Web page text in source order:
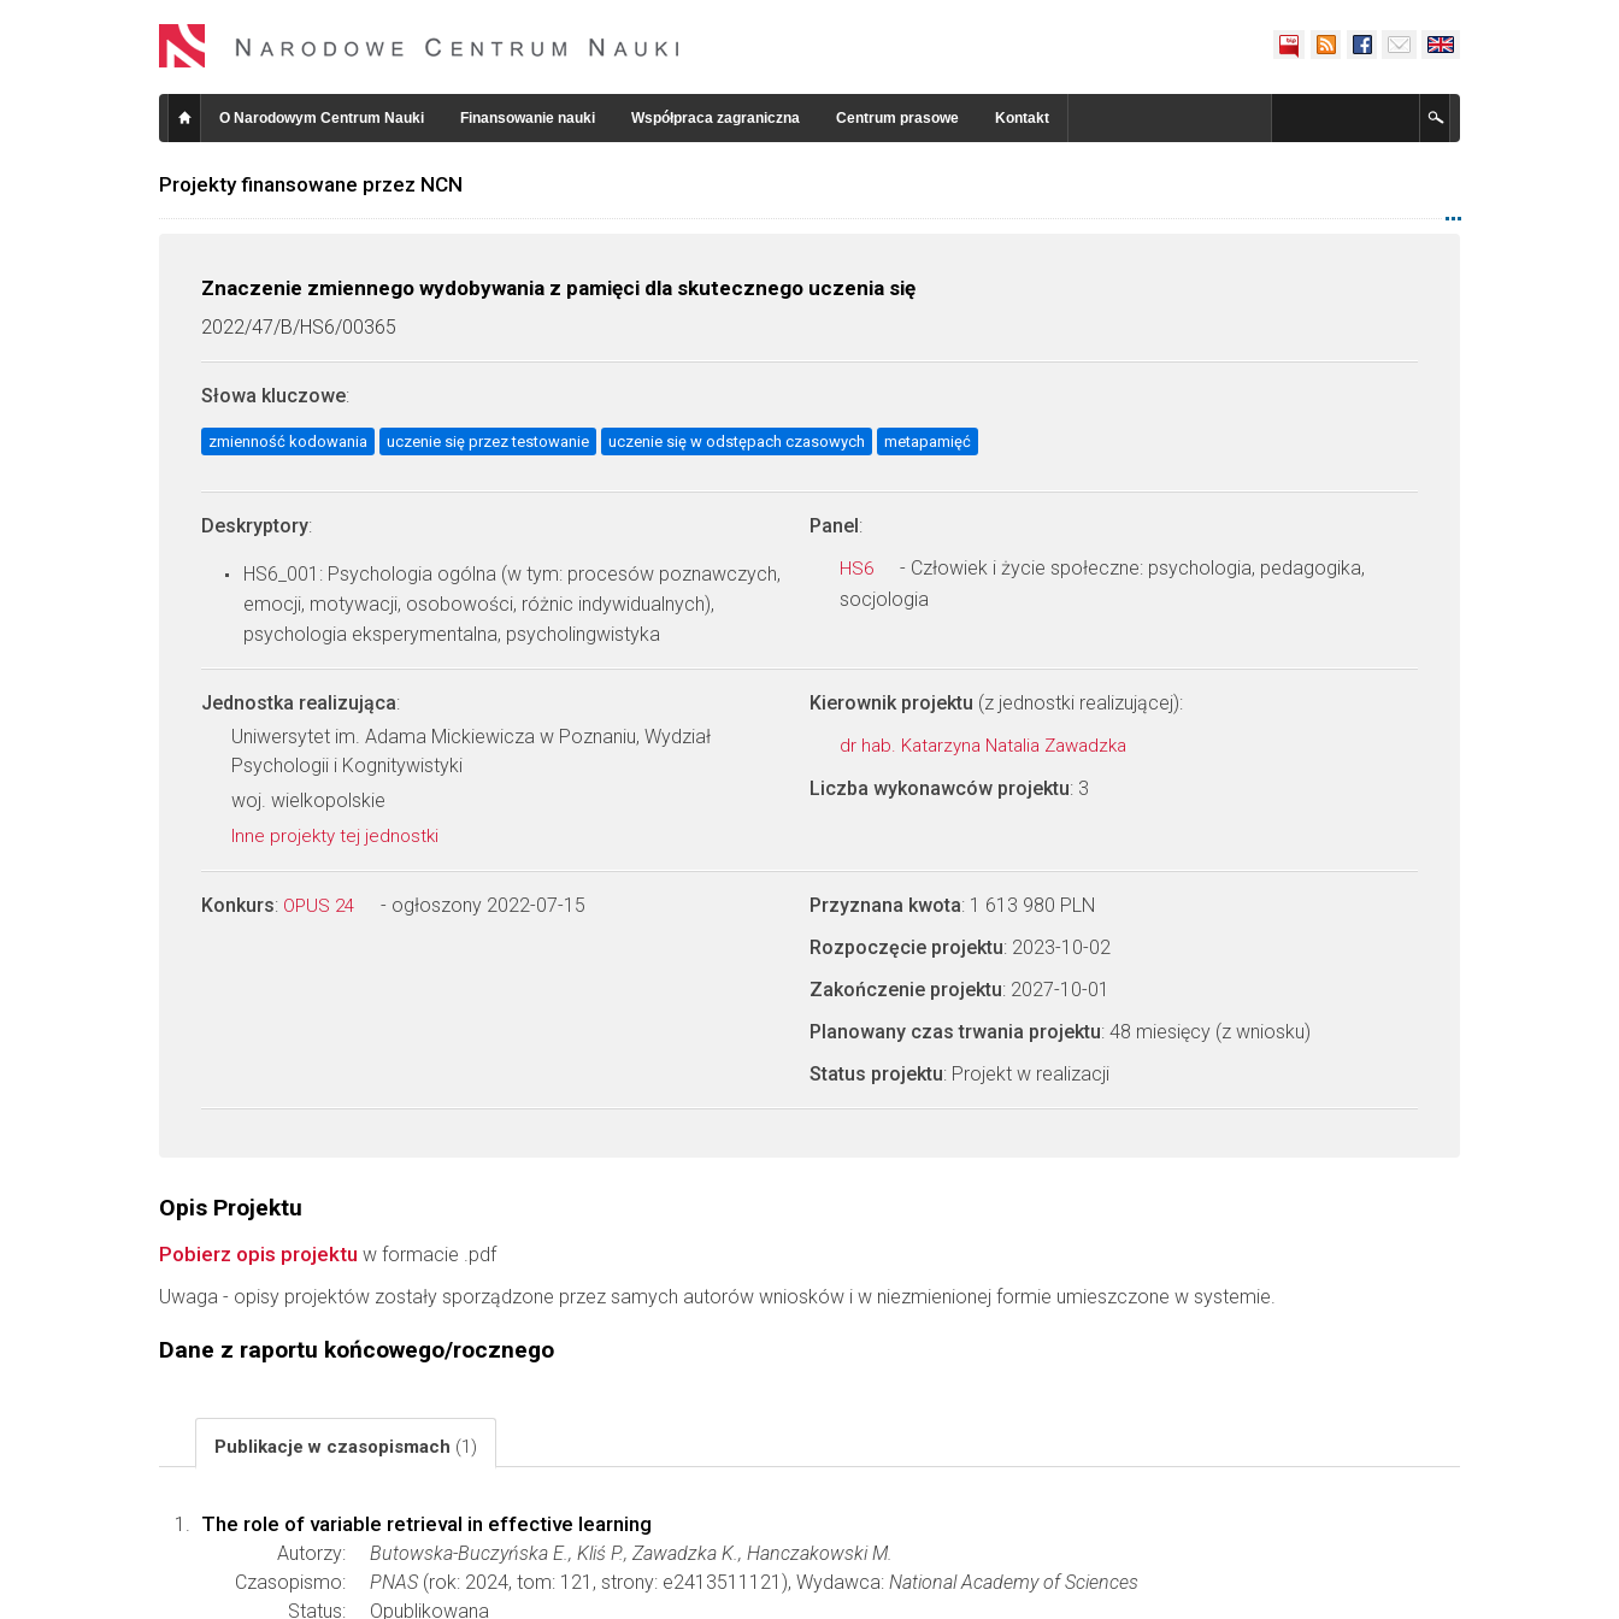
O Narodowym Centrum Nauki Finansowanie nauki Współpraca zagraniczna Centrum prasowe Kontakt
Projekty finansowane przez NCN
Znaczenie zmiennego wydobywania z pamięci dla skutecznego uczenia się
2022/47/B/HS6/00365
Słowa kluczowe:
zmienność kodowania uczenie się przez testowanie uczenie się w odstępach czasowych metapamięć
Deskryptory:
HS6_001: Psychologia ogólna (w tym: procesów poznawczych,
emocji, motywacji, osobowości, różnic indywidualnych),
psychologia eksperymentalna, psycholingwistyka
Panel:
HS6
- Człowiek i życie społeczne: psychologia, pedagogika,
socjologia
Jednostka realizująca:
Uniwersytet im. Adama Mickiewicza w Poznaniu, Wydział
Psychologii i Kognitywistyki
woj. wielkopolskie
Inne projekty tej jednostki
Kierownik projektu (z jednostki realizującej):
dr hab. Katarzyna Natalia Zawadzka
Liczba wykonawców projektu: 3
Konkurs: OPUS 24 - ogłoszony 2022-07-15 Przyznana kwota: 1 613 980 PLN
Rozpoczęcie projektu: 2023-10-02
Zakończenie projektu: 2027-10-01
Planowany czas trwania projektu: 48 miesięcy (z wniosku)
Status projektu: Projekt w realizacji
Opis Projektu
Pobierz opis projektu w formacie .pdf
Uwaga - opisy projektów zostały sporządzone przez samych autorów wniosków i w niezmienionej formie umieszczone w systemie.
Dane z raportu końcowego/rocznego
Publikacje w czasopismach (1)
The role of variable retrieval in effective learning
Autorzy:
Butowska-Buczyńska E., Kliś P., Zawadzka K., Hanczakowski M.
Czasopismo:
PNAS (rok: 2024, tom: 121, strony: e2413511121), Wydawca: National Academy of Sciences
Status:
Opublikowana